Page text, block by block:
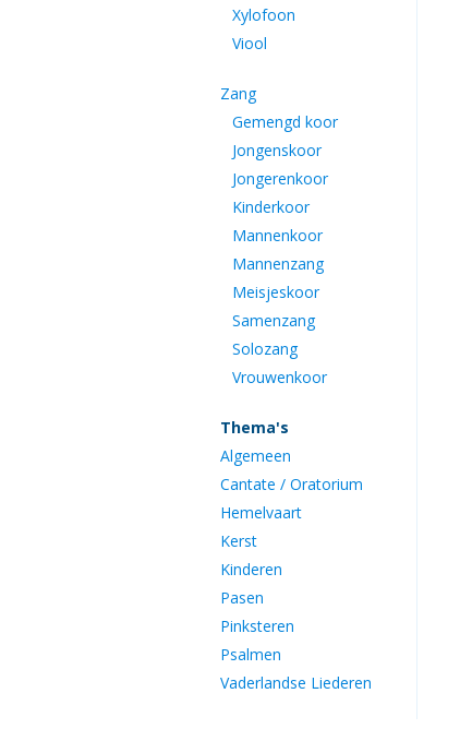
Xylofoon
Viool
Zang
Gemengd koor
Jongenskoor
Jongerenkoor
Kinderkoor
Mannenkoor
Mannenzang
Meisjeskoor
Samenzang
Solozang
Vrouwenkoor
Thema's
Algemeen
Cantate / Oratorium
Hemelvaart
Kerst
Kinderen
Pasen
Pinksteren
Psalmen
Vaderlandse Liederen